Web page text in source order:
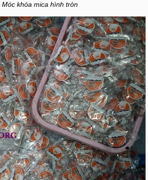
Móc khóa mica hình tròn